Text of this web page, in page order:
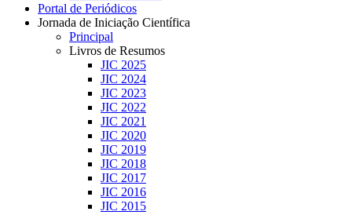
Portal de Periódicos
Jornada de Iniciação Científica
Principal
Livros de Resumos
JIC 2025
JIC 2024
JIC 2023
JIC 2022
JIC 2021
JIC 2020
JIC 2019
JIC 2018
JIC 2017
JIC 2016
JIC 2015